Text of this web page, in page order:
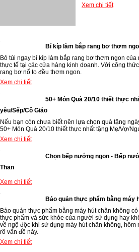
Xem chi tiết
Bí kíp làm bắp rang bơ thơm
Bỏ túi ngay bí kíp làm bắp rang bơ thơm ngon
thực tế tại các cửa hàng kinh doanh. Với công
rang bơ nổ to đều thơm ngon.
Xem chi tiết
50+ Món Quà 20/10 thiết thực
yêu/Sếp/Cô Giáo
Nếu bạn còn chưa biết nên lựa chọn quà tặng
50+ Món Quà 20/10 thiết thực nhất tặng Mẹ/Vợ/
Xem chi tiết
Chọn bếp nướng ngon - Bếp
Than
Xem chi tiết
Bảo quản thực phẩm bằng máy
Bảo quản thực phẩm bằng máy hút chân không
thực phẩm và sức khỏe của người sử dụng hay
về ngộ độc khi sử dụng máy hút chân không, hôm
rõ vấn đề này.
Xem chi tiết